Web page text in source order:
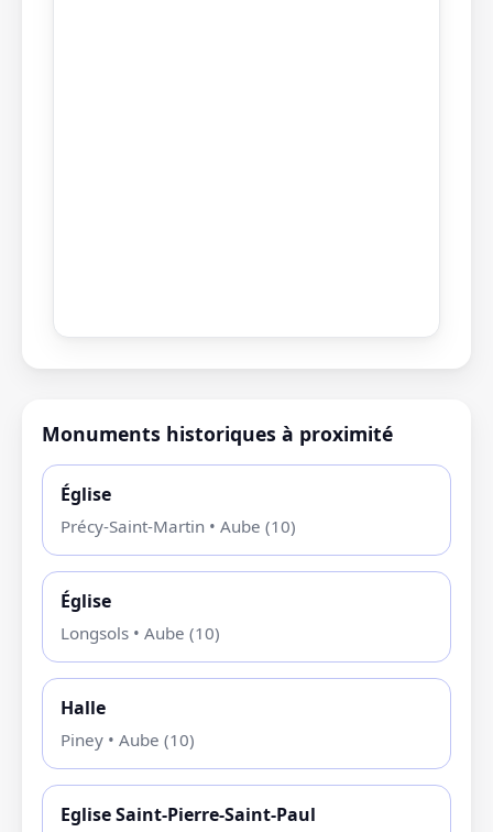
Monuments historiques à proximité
Église
Précy-Saint-Martin • Aube (10)
Église
Longsols • Aube (10)
Halle
Piney • Aube (10)
Eglise Saint-Pierre-Saint-Paul